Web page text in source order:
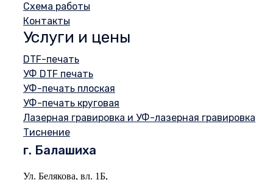
Схема работы
Контакты
Услуги и цены
DTF-печать
УФ DTF печать
УФ-печать плоская
УФ-печать круговая
Лазерная гравировка и УФ-лазерная гравировка
Тиснение
г. Балашиха
Ул. Белякова, вл. 1Б,